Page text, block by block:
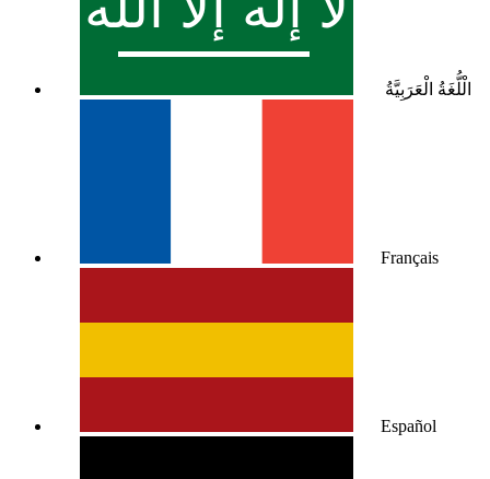
الْلُّغَةُ الْعَرَبِيَّةُ
Français
Español